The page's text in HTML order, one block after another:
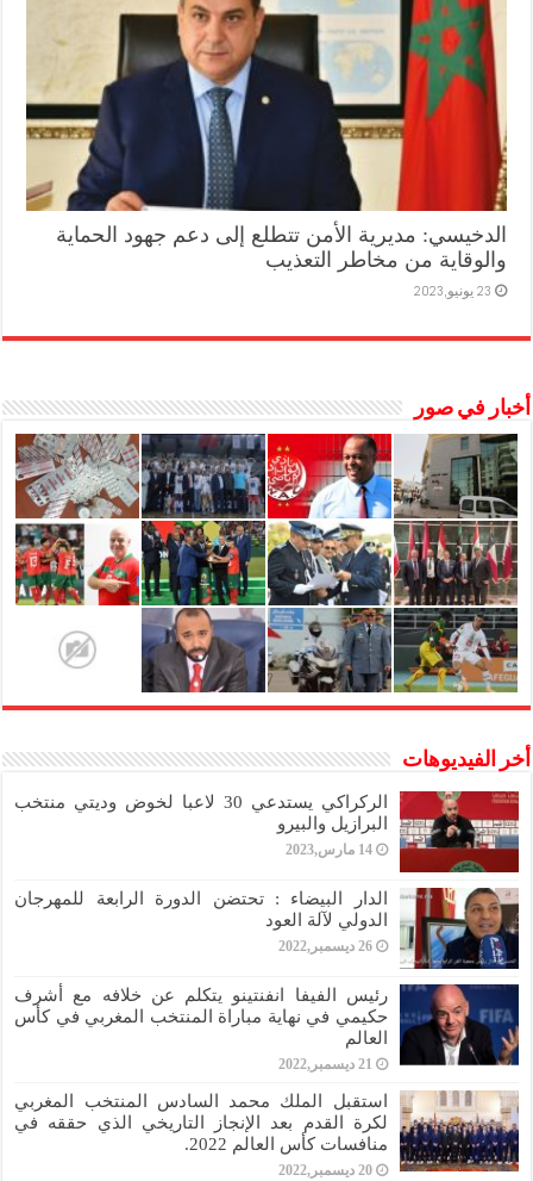
الدخيسي: مديرية الأمن تتطلع إلى دعم جهود الحماية
والوقاية من مخاطر التعذيب
23 يونيو,2023
أخبار في صور
أخر الفيديوهات
الركراكي يستدعي 30 لاعبا لخوض وديتي منتخب
البرازيل والبيرو
14 مارس,2023
الدار البيضاء : تحتضن الدورة الرابعة للمهرجان
الدولي لآلة العود
26 ديسمبر,2022
رئيس الفيفا انفنتينو يتكلم عن خلافه مع أشرف
حكيمي في نهاية مباراة المنتخب المغربي في كأس
العالم
21 ديسمبر,2022
استقبل الملك محمد السادس المنتخب المغربي
لكرة القدم بعد الإنجاز التاريخي الذي حققه في
منافسات كأس العالم 2022.
20 ديسمبر,2022